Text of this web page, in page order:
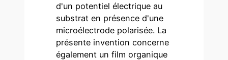
d'un potentiel électrique au
substrat en présence d'une
microélectrode polarisée. La
présente invention concerne
également un film organique